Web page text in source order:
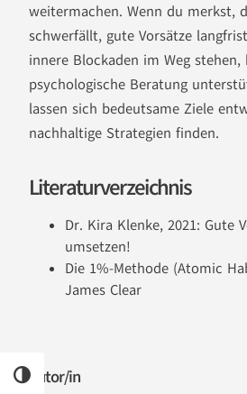
UMSCHALTEN AUF HOHE KONTRASTE
weitermachen. Wenn du merkst,
schwerfällt, gute Vorsätze
innere Blockaden im Weg stehen,
psychologische Beratung
lassen sich bedeutsame Ziele
nachhaltige Strategien finden.
Literaturverzeichnis
Dr. Kira Klenke, 2021: Gute
umsetzen!
Die 1%-Methode (Atomic
James Clear
Autor/in